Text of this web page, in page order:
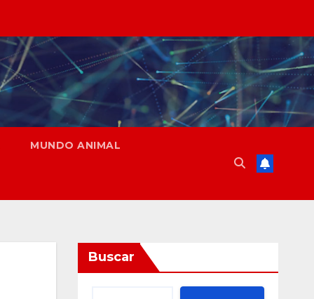
MUNDO ANIMAL
Buscar